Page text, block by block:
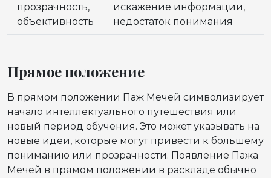
прозрачность,
объективность
искажение информации,
недостаток понимания
Прямое положение
В прямом положении Паж Мечей символизирует
начало интеллектуального путешествия или
новый период обучения. Это может указывать на
новые идеи, которые могут привести к большему
пониманию или прозрачности. Появление Пажа
Мечей в прямом положении в раскладе обычно